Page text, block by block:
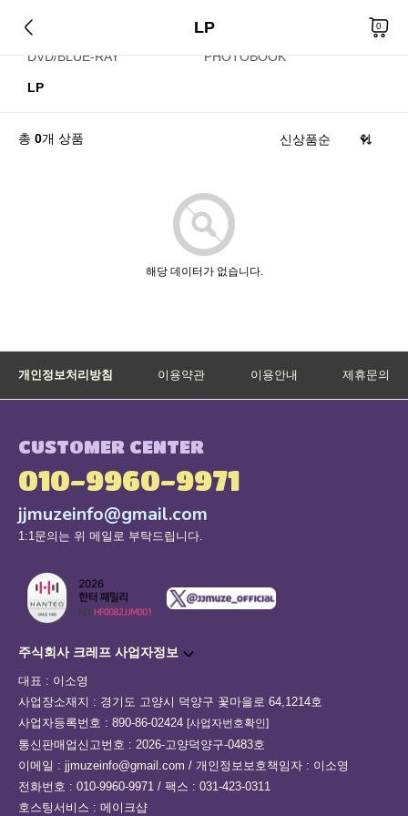
LP 0
CD KIHNO/KIT
DVD/BLUE-RAY PHOTOBOOK
LP
총 0개 상품
해당 데이터가 없습니다.
개인정보처리방침 이용약관 이용안내 제휴문의
CUSTOMER CENTER
010-9960-9971
jjmuzeinfo@gmail.com
1:1문의는 위 메일로 부탁드립니다.
주식회사 크레프 사업자정보
대표 : 이소영
사업장소재지 : 경기도 고양시 덕양구 꽃마을로 64,1214호
사업자등록번호 : 890-86-02424 [사업자번호확인]
통신판매업신고번호 : 2026-고양덕양구-0483호
이메일 : jjmuzeinfo@gmail.com / 개인정보보호책임자 : 이소영
전화번호 : 010-9960-9971 / 팩스 : 031-423-0311
호스팅서비스 : 메이크샵